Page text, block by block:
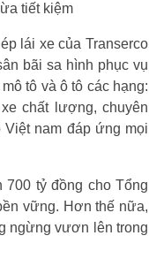
tiết kiệm
lái xe của Transerco
bãi sa hình phục vụ
tô và ô tô các hạng:
chất lượng, chuyên
nam đáp ứng mọi
tỷ đồng cho Tổng
vững. Hơn thế nữa,
ngừng vươn lên trong